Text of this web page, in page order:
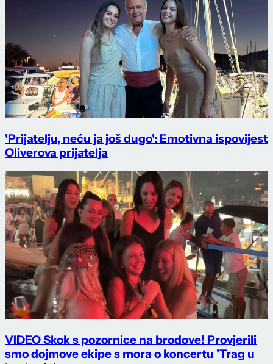
'Prijatelju, neću ja još dugo': Emotivna ispovijest
Oliverova prijatelja
VIDEO Skok s pozornice na brodove! Provjerili
smo dojmove ekipe s mora o koncertu 'Trag u